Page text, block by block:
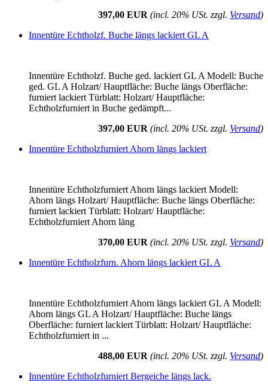
397,00 EUR (incl. 20% USt. zzgl. Versand)
Innentüre Echtholzf. Buche längs lackiert GL A
Innentüre Echtholzf. Buche ged. lackiert GL A Modell: Buche
ged. GL A Holzart/ Hauptfläche: Buche längs Oberfläche:
furniert lackiert Türblatt: Holzart/ Hauptfläche:
Echtholzfurniert in Buche gedämpft...
397,00 EUR (incl. 20% USt. zzgl. Versand)
Innentüre Echtholzfurniert Ahorn längs lackiert
Innentüre Echtholzfurniert Ahorn längs lackiert Modell:
Ahorn längs Holzart/ Hauptfläche: Buche längs Oberfläche:
furniert lackiert Türblatt: Holzart/ Hauptfläche:
Echtholzfurniert Ahorn läng
370,00 EUR (incl. 20% USt. zzgl. Versand)
Innentüre Echtholzfurn. Ahorn längs lackiert GL A
Innentüre Echtholzfurniert Ahorn längs lackiert GL A Modell:
Ahorn längs GL A Holzart/ Hauptfläche: Buche längs
Oberfläche: furniert lackiert Türblatt: Holzart/ Hauptfläche:
Echtholzfurniert in ...
488,00 EUR (incl. 20% USt. zzgl. Versand)
Innentüre Echtholzfurniert Bergeiche längs lack.